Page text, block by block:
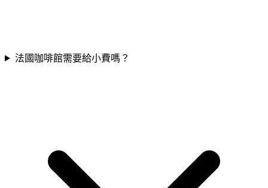
法國咖啡館需要給小費嗎？